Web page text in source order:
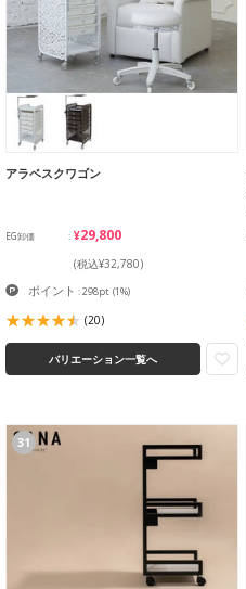
アラベスクワゴン
EG卸価 ¥29,800
(税込¥32,780)
ポイント : 298pt (1%)
(20)
バリエーション一覧へ
31